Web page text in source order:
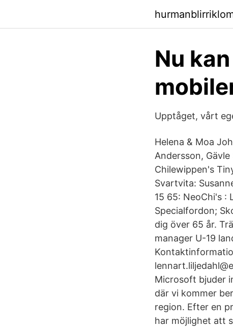
Nu
Upptåget, vårt
Helena & Moa
Andersson, Gävle
Chilewippen's
Svartvita:
15 65: NeoChi's :
Specialfordon;
dig över 65 år.
manager U-19
Microsoft bjuder
där vi kommer
region. Efter en
har möjlighet att